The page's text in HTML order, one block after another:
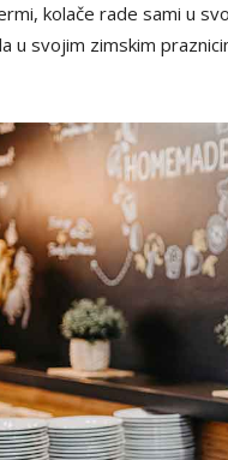
kolače rade sami u
u svojim zimskim